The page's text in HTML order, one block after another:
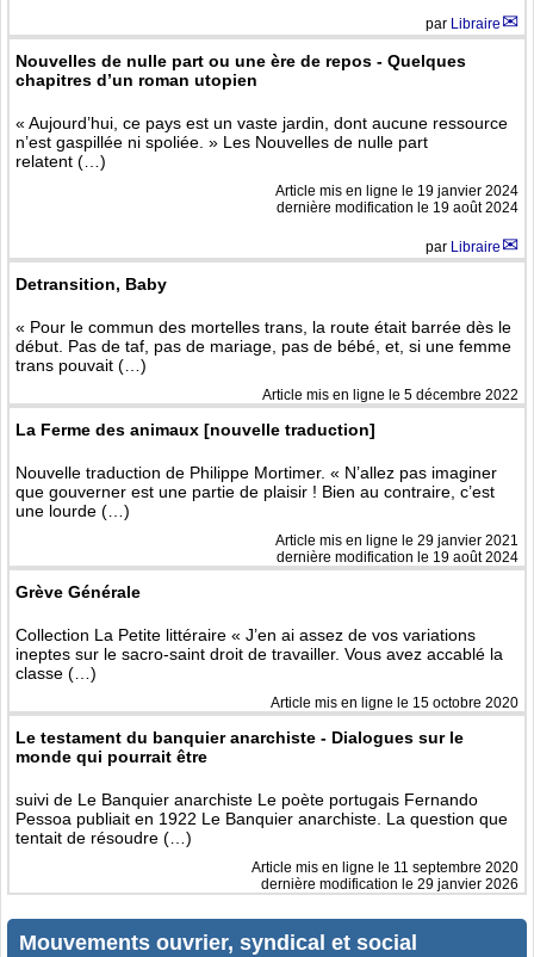
par Libraire
Nouvelles de nulle part ou une ère de repos - Quelques
chapitres d’un roman utopien
« Aujourd’hui, ce pays est un vaste jardin, dont aucune ressource
n’est gaspillée ni spoliée. » Les Nouvelles de nulle part
relatent (…)
Article mis en ligne le 19 janvier 2024
dernière modification le 19 août 2024
par Libraire
Detransition, Baby
« Pour le commun des mortelles trans, la route était barrée dès le
début. Pas de taf, pas de mariage, pas de bébé, et, si une femme
trans pouvait (…)
Article mis en ligne le 5 décembre 2022
La Ferme des animaux [nouvelle traduction]
Nouvelle traduction de Philippe Mortimer. « N’allez pas imaginer
que gouverner est une partie de plaisir ! Bien au contraire, c’est
une lourde (…)
Article mis en ligne le 29 janvier 2021
dernière modification le 19 août 2024
Grève Générale
Collection La Petite littéraire « J’en ai assez de vos variations
ineptes sur le sacro-saint droit de travailler. Vous avez accablé la
classe (…)
Article mis en ligne le 15 octobre 2020
Le testament du banquier anarchiste - Dialogues sur le
monde qui pourrait être
suivi de Le Banquier anarchiste Le poète portugais Fernando
Pessoa publiait en 1922 Le Banquier anarchiste. La question que
tentait de résoudre (…)
Article mis en ligne le 11 septembre 2020
dernière modification le 29 janvier 2026
Mouvements ouvrier, syndical et social